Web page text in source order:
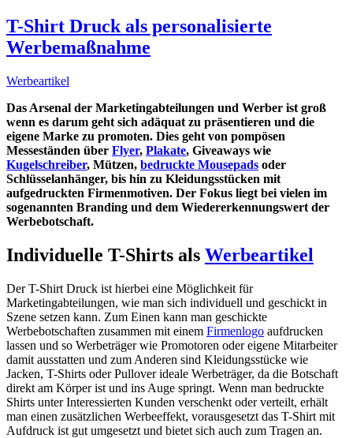
T-Shirt Druck als personalisierte
Werbemaßnahme
Werbeartikel
Das Arsenal der Marketingabteilungen und Werber ist groß
wenn es darum geht sich adäquat zu präsentieren und die
eigene Marke zu promoten. Dies geht von pompösen
Messeständen über Flyer, Plakate, Giveaways wie
Kugelschreiber, Mützen, bedruckte Mousepads oder
Schlüsselanhänger, bis hin zu Kleidungsstücken mit
aufgedruckten Firmenmotiven. Der Fokus liegt bei vielen im
sogenannten Branding und dem Wiedererkennungswert der
Werbebotschaft.
Individuelle T-Shirts als Werbeartikel
Der T-Shirt Druck ist hierbei eine Möglichkeit für
Marketingabteilungen, wie man sich individuell und geschickt in
Szene setzen kann. Zum Einen kann man geschickte
Werbebotschaften zusammen mit einem Firmenlogo aufdrucken
lassen und so Werbeträger wie Promotoren oder eigene Mitarbeiter
damit ausstatten und zum Anderen sind Kleidungsstücke wie
Jacken, T-Shirts oder Pullover ideale Werbeträger, da die Botschaft
direkt am Körper ist und ins Auge springt. Wenn man bedruckte
Shirts unter Interessierten Kunden verschenkt oder verteilt, erhält
man einen zusätzlichen Werbeeffekt, vorausgesetzt das T-Shirt mit
Aufdruck ist gut umgesetzt und bietet sich auch zum Tragen an.